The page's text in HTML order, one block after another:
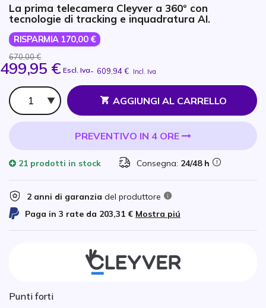
La prima telecamera Cleyver a 360° con
tecnologie di tracking e inquadratura AI.
RISPARMIA 170,00 €
670,00 €
499,95 € Escl. Iva- 609,94 € Incl. Iva
Qtà
AGGIUNGI AL CARRELLO
PREVENTIVO IN 4 ORE
21 prodotti in stock Consegna: 24/48 h
2 anni di garanzia del produttore
Paga in 3 rate da 203,31 € Mostra piú
Punti forti